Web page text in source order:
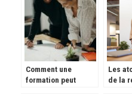
Comment une
formation peut
Les
de la